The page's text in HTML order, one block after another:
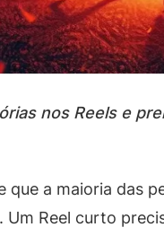
nos Reels e
que a maioria das
Reel curto